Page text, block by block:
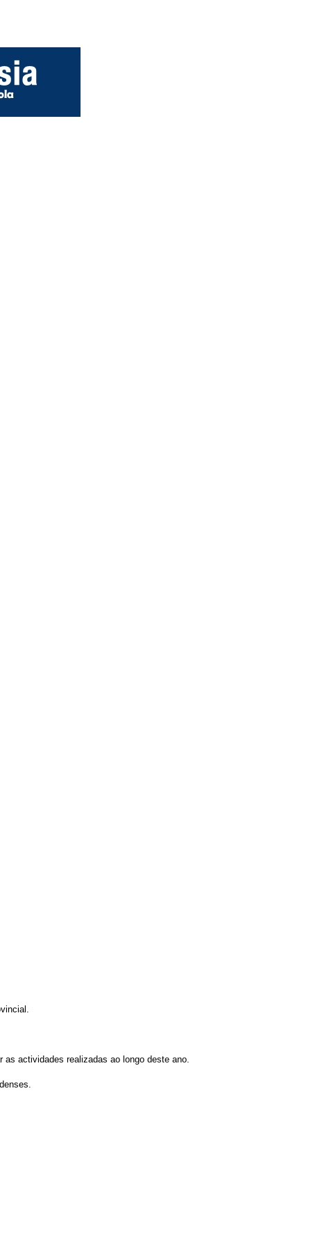
actividades realizadas ao longo deste ano.